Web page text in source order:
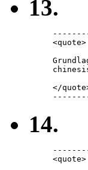
13.
<quote>
</
14.
<quote>